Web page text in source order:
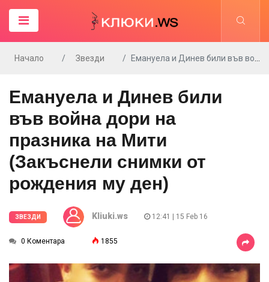
Начало Звезди Емануела и Динев били във война дори на празника на Мити (Закъснели снимки от рождения му ден)
Емануела и Динев били
във война дори на
празника на Мити
(Закъснели снимки от
рождения му ден)
ЗВЕЗДИ Kliuki.ws 12:41 | 15 Feb 16
0 Коментара 1855